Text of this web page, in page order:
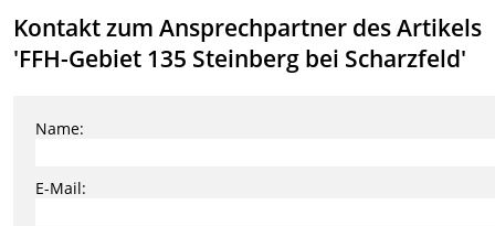
Kontakt zum Ansprechpartner des Artikels
'FFH-Gebiet 135 Steinberg bei Scharzfeld'
Name:
E-Mail: